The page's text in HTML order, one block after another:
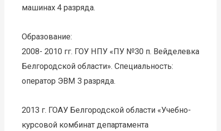
машинах 4 разряда.
Образование:
2008- 2010 гг. ГОУ НПУ «ПУ №30 п. Вейделевка
Белгородской области». Специальность:
оператор ЭВМ 3 разряда.
2013 г. ГОАУ Белгородской области «Учебно-
курсовой комбинат департамента